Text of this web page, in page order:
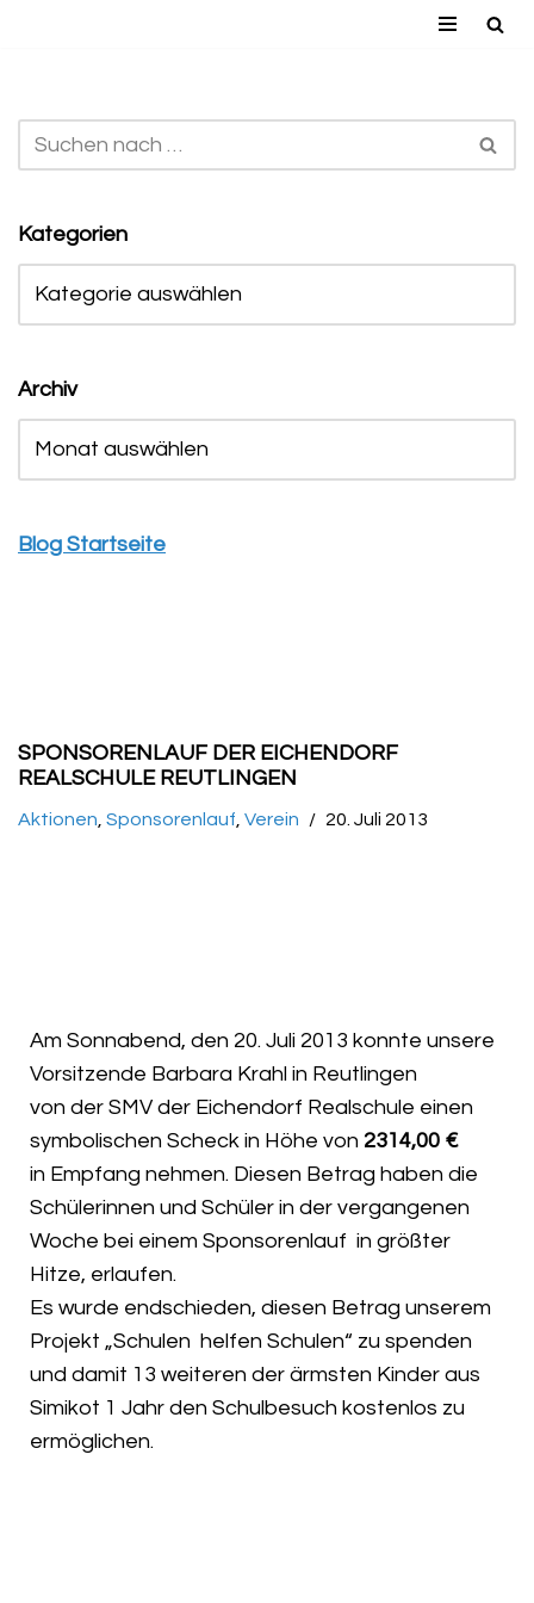
springen
Kategorien
Archiv
Blog Startseite
SPONSORENLAUF DER EICHENDORF
REALSCHULE REUTLINGEN
Aktionen Sponsorenlauf Verein 20. Juli 2013
Am Sonnabend, den 20. Juli 2013 konnte unsere
Vorsitzende Barbara Krahl in Reutlingen
von der SMV der Eichendorf Realschule einen
symbolischen Scheck in Höhe von 2314,00 €
in Empfang nehmen. Diesen Betrag haben die
Schülerinnen und Schüler in der vergangenen
Woche bei einem Sponsorenlauf in größter
Hitze, erlaufen.
Es wurde endschieden, diesen Betrag unserem
Projekt „Schulen helfen Schulen“ zu spenden
und damit 13 weiteren der ärmsten Kinder aus
Simikot 1 Jahr den Schulbesuch kostenlos zu
ermöglichen.